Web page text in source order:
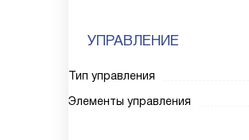
УПРАВЛЕНИЕ
Тип управления
Элементы управления